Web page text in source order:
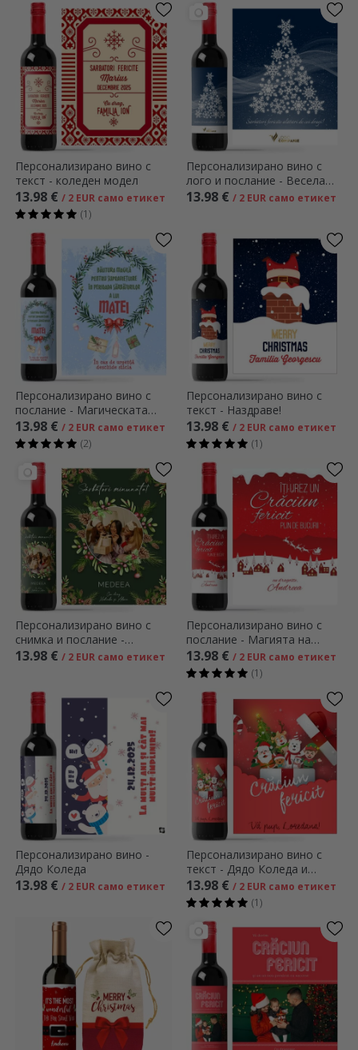
Персонализирано вино с
текст - коледен модел
13.98 € / 2 EUR само етикет
(1)
Персонализирано вино с
лого и послание - Весела
Коледа!
13.98 € / 2 EUR само етикет
Персонализирано вино с
послание - Магическата
напитка на празниците
13.98 € / 2 EUR само етикет
(2)
Персонализирано вино с
текст - Наздраве!
13.98 € / 2 EUR само етикет
(1)
Персонализирано вино с
снимка и послание -
Коледни украси
13.98 € / 2 EUR само етикет
Персонализирано вино с
послание - Магията на
празниците
13.98 € / 2 EUR само етикет
(1)
Персонализирано вино -
Дядо Коледа
13.98 € / 2 EUR само етикет
Персонализирано вино с
текст - Дядо Коледа и
неговите приятели
13.98 € / 2 EUR само етикет
(1)